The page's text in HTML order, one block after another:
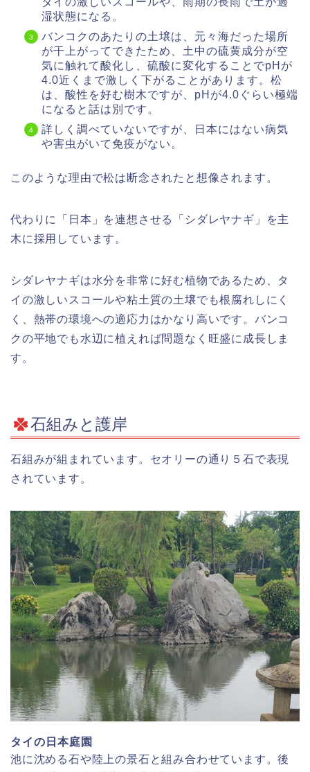
湿状態になる。
バンコクのあたりの土壌は、元々海だった場所
が干上がってできたため、土中の硫黄成分が空
気に触れて酸化し、硫酸に変化することでpHが
4.0近くまで激しく下がることがあります。松
は、酸性を好む樹木ですが、pHが4.0ぐらい極端
になると話は別です。
詳しく調べていないですが、日本にはない病気
や害虫がいて免疫がない。
このような理由で松は断念されたと想像されます。
代わりに「日本」を連想させる「シダレヤナギ」を主
木に採用しています。
シダレヤナギは水分を非常に好む植物であるため、タ
イの激しいスコールや粘土質の土壌でも根腐れしにく
く、熱帯の環境への適応力はかなり高いです。バンコ
クの平地でも水辺に植えれば問題なく旺盛に成長しま
す。
石組みと護岸
石組みが組まれています。セオリーの通り５石で表現
されています。
タイの日本庭園
池に沈める石や陸上の景石と組み合わせています。後